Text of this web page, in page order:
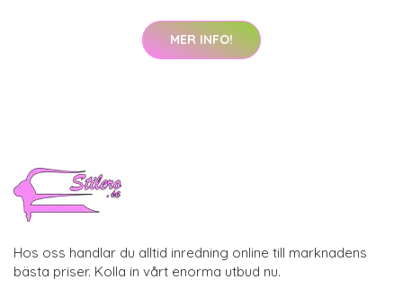
MER INFO!
Hos oss handlar du alltid inredning online till marknadens
bästa priser. Kolla in vårt enorma utbud nu.